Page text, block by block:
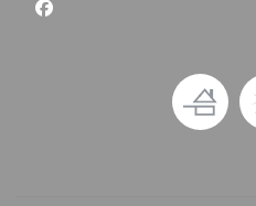
Facebook ((abre numa nova